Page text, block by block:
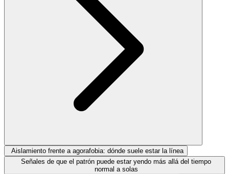
Aislamiento frente a agorafobia: dónde suele estar la línea
Señales de que el patrón puede estar yendo más allá del tiempo
normal a solas